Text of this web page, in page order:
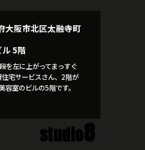
大阪市北区太融寺町
ル 5階
を左に上がってまっすぐ
宅サービスさん、2階が
室のビルの5階です。
studio8